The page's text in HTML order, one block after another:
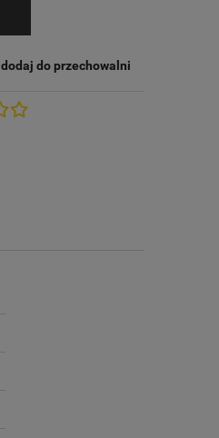
dodaj do przechowalni